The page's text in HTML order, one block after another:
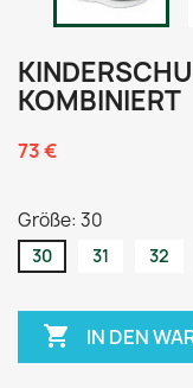
KOMBINIERT
73 €
Größe: 30
30 31 32
 IN DEN